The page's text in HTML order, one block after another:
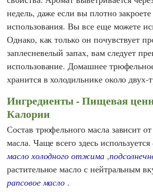
недель, даже если вы плотно
использования. Вы все еще можете
Однако, как только он почувствует
заплесневелый запах, вам следует
использование. Домашнее
хранится в холодильнике около двух-
Ингредиенты - Пищевая
Калории
Состав трюфельного масла зависит
масла. Чаще всего здесь используется
масло холодного отжима,
растительное масло с нейтральным
рапсовое масло .